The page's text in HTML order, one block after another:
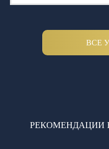
ВСЕ
РЕКОМЕНДАЦИИ